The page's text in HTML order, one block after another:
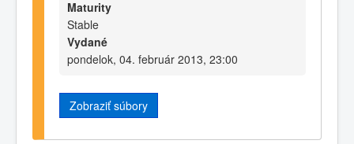
Maturity
Stable
Vydané
pondelok, 04. február 2013, 23:00
Zobraziť súbory